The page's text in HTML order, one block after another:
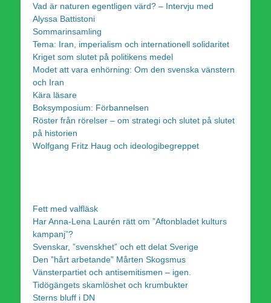
Vad är naturen egentligen värd? – Intervju med
Alyssa Battistoni
Sommarinsamling
Tema: Iran, imperialism och internationell solidaritet
Kriget som slutet på politikens medel
Modet att vara enhörning: Om den svenska vänstern
och Iran
Kära läsare
Boksymposium: Förbannelsen
Röster från rörelser – om strategi och slutet på slutet
på historien
Wolfgang Fritz Haug och ideologibegreppet
Fett med valfläsk
Har Anna-Lena Laurén rätt om ”Aftonbladet kulturs
kampanj”?
Svenskar, ”svenskhet” och ett delat Sverige
Den ”hårt arbetande” Mårten Skogsmus
Vänsterpartiet och antisemitismen – igen.
Tidögängets skamlöshet och krumbukter
Sterns bluff i DN